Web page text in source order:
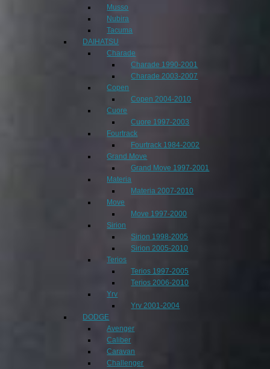
Musso
Nubira
Tacuma
DAIHATSU
Charade
Charade 1990-2001
Charade 2003-2007
Copen
Copen 2004-2010
Cuore
Cuore 1997-2003
Fourtrack
Fourtrack 1984-2002
Grand Move
Grand Move 1997-2001
Materia
Materia 2007-2010
Move
Move 1997-2000
Sirion
Sirion 1998-2005
Sirion 2005-2010
Terios
Terios 1997-2005
Terios 2006-2010
Yrv
Yrv 2001-2004
DODGE
Avenger
Caliber
Caravan
Challenger